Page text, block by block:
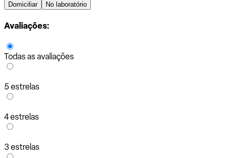
Domiciliar No laboratório
Avaliações:
Todas as avaliações
5 estrelas
4 estrelas
3 estrelas